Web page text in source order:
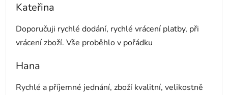
Kateřina
Doporučuji rychlé dodání, rychlé vrácení platby, při
vrácení zboží. Vše proběhlo v pořádku
Hana
Rychlé a příjemné jednání, zboží kvalitní, velikostně